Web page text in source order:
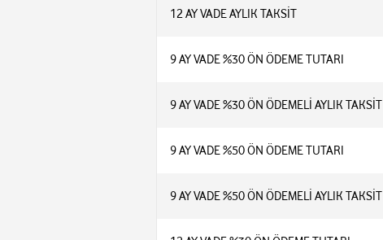
12 AY VADE AYLIK TAKSİT
9 AY VADE %30 ÖN ÖDEME TUTARI
9 AY VADE %30 ÖN ÖDEMELİ AYLIK TAKSİT
9 AY VADE %50 ÖN ÖDEME TUTARI
9 AY VADE %50 ÖN ÖDEMELİ AYLIK TAKSİT